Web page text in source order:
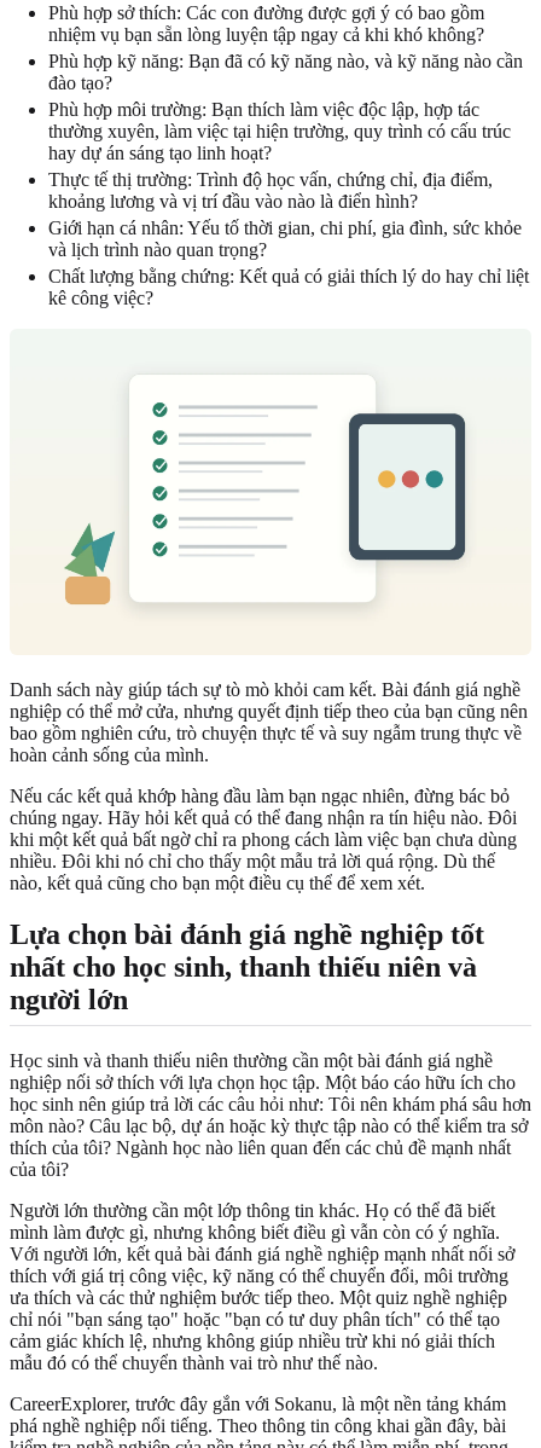
Phù hợp sở thích: Các con đường được gợi ý có bao gồm
nhiệm vụ bạn sẵn lòng luyện tập ngay cả khi khó không?
Phù hợp kỹ năng: Bạn đã có kỹ năng nào, và kỹ năng nào cần
đào tạo?
Phù hợp môi trường: Bạn thích làm việc độc lập, hợp tác
thường xuyên, làm việc tại hiện trường, quy trình có cấu trúc
hay dự án sáng tạo linh hoạt?
Thực tế thị trường: Trình độ học vấn, chứng chỉ, địa điểm,
khoảng lương và vị trí đầu vào nào là điển hình?
Giới hạn cá nhân: Yếu tố thời gian, chi phí, gia đình, sức khỏe
và lịch trình nào quan trọng?
Chất lượng bằng chứng: Kết quả có giải thích lý do hay chỉ liệt
kê công việc?
Danh sách này giúp tách sự tò mò khỏi cam kết. Bài đánh giá nghề
nghiệp có thể mở cửa, nhưng quyết định tiếp theo của bạn cũng nên
bao gồm nghiên cứu, trò chuyện thực tế và suy ngẫm trung thực về
hoàn cảnh sống của mình.
Nếu các kết quả khớp hàng đầu làm bạn ngạc nhiên, đừng bác bỏ
chúng ngay. Hãy hỏi kết quả có thể đang nhận ra tín hiệu nào. Đôi
khi một kết quả bất ngờ chỉ ra phong cách làm việc bạn chưa dùng
nhiều. Đôi khi nó chỉ cho thấy một mẫu trả lời quá rộng. Dù thế
nào, kết quả cũng cho bạn một điều cụ thể để xem xét.
Lựa chọn bài đánh giá nghề nghiệp tốt
nhất cho học sinh, thanh thiếu niên và
người lớn
Học sinh và thanh thiếu niên thường cần một bài đánh giá nghề
nghiệp nối sở thích với lựa chọn học tập. Một báo cáo hữu ích cho
học sinh nên giúp trả lời các câu hỏi như: Tôi nên khám phá sâu hơn
môn nào? Câu lạc bộ, dự án hoặc kỳ thực tập nào có thể kiểm tra sở
thích của tôi? Ngành học nào liên quan đến các chủ đề mạnh nhất
của tôi?
Người lớn thường cần một lớp thông tin khác. Họ có thể đã biết
mình làm được gì, nhưng không biết điều gì vẫn còn có ý nghĩa.
Với người lớn, kết quả bài đánh giá nghề nghiệp mạnh nhất nối sở
thích với giá trị công việc, kỹ năng có thể chuyển đổi, môi trường
ưa thích và các thử nghiệm bước tiếp theo. Một quiz nghề nghiệp
chỉ nói "bạn sáng tạo" hoặc "bạn có tư duy phân tích" có thể tạo
cảm giác khích lệ, nhưng không giúp nhiều trừ khi nó giải thích
mẫu đó có thể chuyển thành vai trò như thế nào.
CareerExplorer, trước đây gắn với Sokanu, là một nền tảng khám
phá nghề nghiệp nổi tiếng. Theo thông tin công khai gần đây, bài